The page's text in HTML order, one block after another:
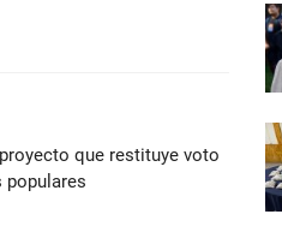
que restituye voto